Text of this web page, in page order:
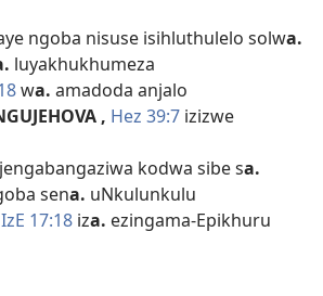
ngoba nisuse isihluthulelo solwa.
luyakhukhumeza
wa. amadoda anjalo
, Hez 39:7 izizwe
kodwa sibe sa.
sena. uNkulunkulu
IzE 17:18 iza. ezingama-Epikhuru